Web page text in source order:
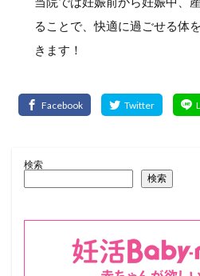
ることで、快適に過ごせる体
きます！
検索
検索